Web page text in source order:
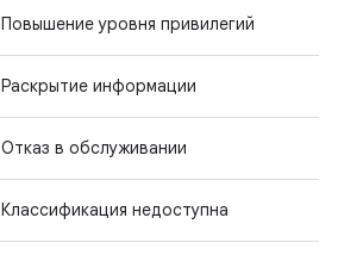
Повышение уровня привилегий
Раскрытие информации
Отказ в обслуживании
Классификация недоступна